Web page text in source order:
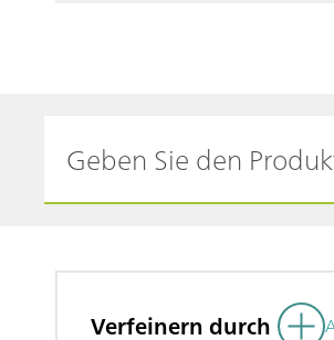
Verfeinern durch